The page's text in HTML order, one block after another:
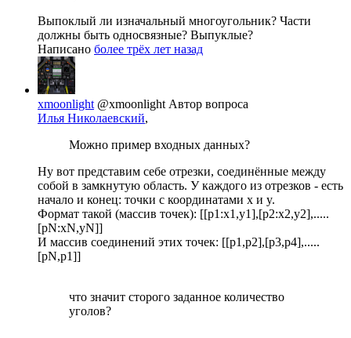
Выпоклый ли изначальный многоугольник? Части
должны быть односвязные? Выпуклые?
Написано более трёх лет назад
xmoonlight @xmoonlight Автор вопроса
Илья Николаевский,
Можно пример входных данных?
Ну вот представим себе отрезки, соединённые между
собой в замкнутую область. У каждого из отрезков - есть
начало и конец: точки с координатами x и y.
Формат такой (массив точек): [[p1:x1,y1],[p2:x2,y2],.....
[pN:xN,yN]]
И массив соединений этих точек: [[p1,p2],[p3,p4],.....
[pN,p1]]
что значит сторого заданное количество
уголов?